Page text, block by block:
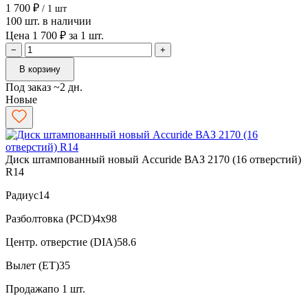
1 700 ₽ / 1 шт
100 шт. в наличии
Цена 1 700 ₽ за 1 шт.
−
+
В корзину
Под заказ ~2 дн.
Новые
Диск штампованный новый Accuride ВАЗ 2170 (16 отверстий)
R14
Радиус14
Разболтовка (PCD)4x98
Центр. отверстие (DIA)58.6
Вылет (ET)35
Продажапо 1 шт.